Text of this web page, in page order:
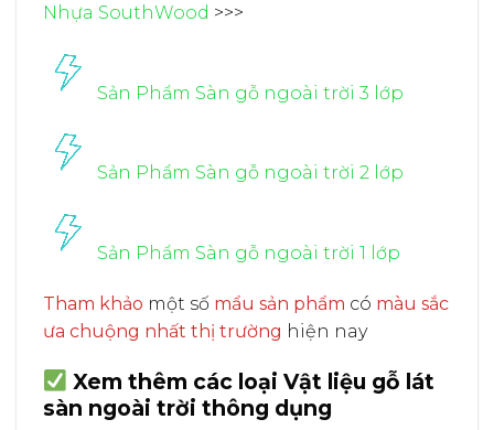
Nhựa SouthWood >>>
Sản Phẩm Sàn gỗ ngoài trời 3 lớp
Sản Phẩm Sàn gỗ ngoài trời 2 lớp
Sản Phẩm Sàn gỗ ngoài trời 1 lớp
Tham khảo một số mẩu sản phẩm có màu sắc
ưa chuộng nhất thị trường hiện nay
Xem thêm các loại Vật liệu gỗ lát
sàn ngoài trời thông dụng